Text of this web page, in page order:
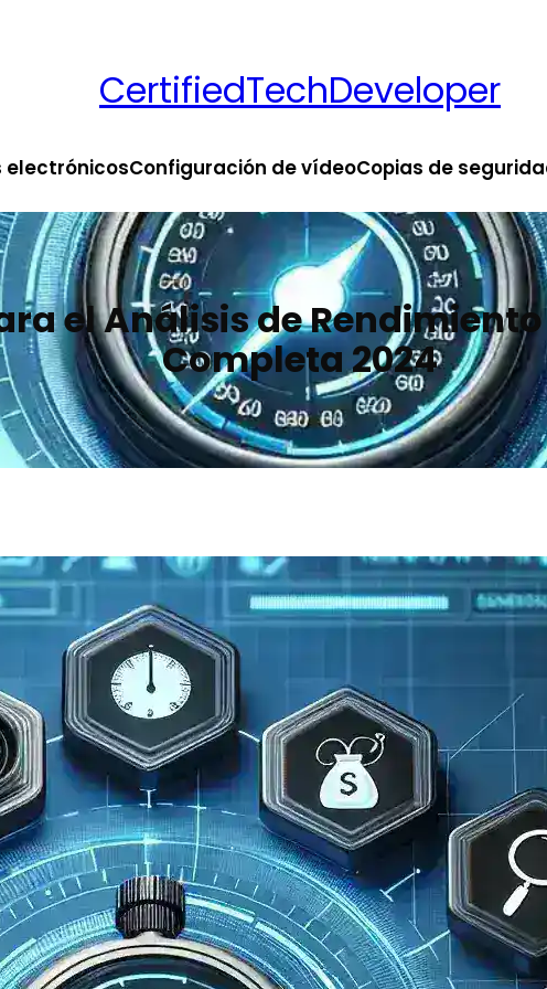
CertifiedTechDeveloper
electrónicosConfiguración de vídeoCopias de
el Análisis de
Completa 2024